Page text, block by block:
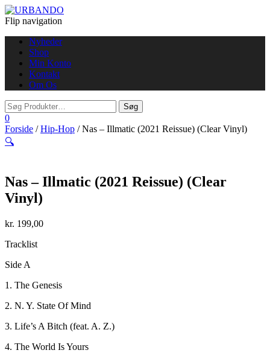
Flip navigation
Nyheder
Shop
Min Konto
Kontakt
Om Os
0
Forside /Hip-Hop / Nas – Illmatic (2021 Reissue) (Clear Vinyl)
🔍
Nas – Illmatic (2021 Reissue) (Clear
Vinyl)
kr. 199,00
Tracklist
Side A
1. The Genesis
2. N. Y. State Of Mind
3. Life’s A Bitch (feat. A. Z.)
4. The World Is Yours